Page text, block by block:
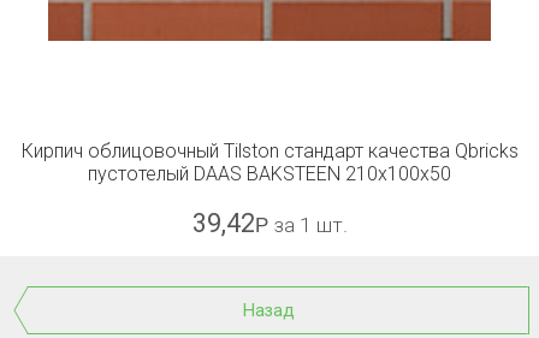
Кирпич облицовочный Tilston стандарт качества Qbricks
пустотелый DAAS BAKSTEEN 210x100x50
39,42Р за 1 шт.
Назад